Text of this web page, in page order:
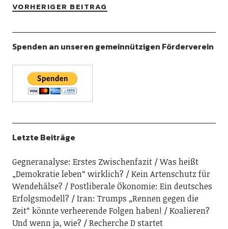
VORHERIGER BEITRAG
Spenden an unseren gemeinnützigen Förderverein
Letzte Beiträge
Gegneranalyse: Erstes Zwischenfazit
Was heißt
„Demokratie leben“ wirklich?
Kein Artenschutz für
Wendehälse?
Postliberale Ökonomie: Ein deutsches
Erfolgsmodell?
Iran: Trumps „Rennen gegen die
Zeit“ könnte verheerende Folgen haben!
Koalieren?
Und wenn ja, wie?
Recherche D startet